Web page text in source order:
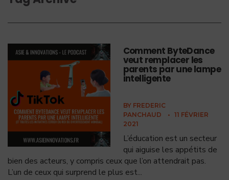
Comment ByteDance
veut remplacer les
parents par une lampe
intelligente
BY FREDERIC
PANCHAUD
• 11 FÉVRIER
2021
L’éducation est un secteur
qui aiguise les appétits de
bien des acteurs, y compris ceux que l’on attendrait pas.
L’un de ceux qui surprend le plus est...